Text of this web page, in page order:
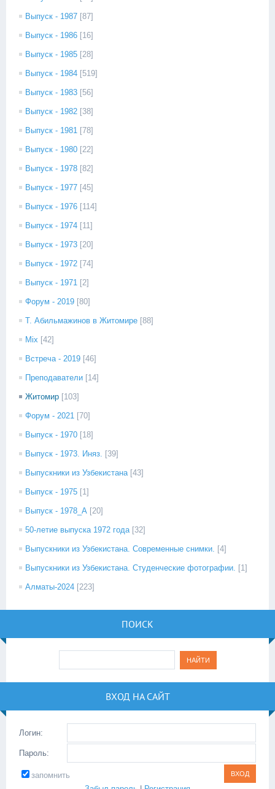
Выпуск - 1987 [87]
Выпуск - 1986 [16]
Выпуск - 1985 [28]
Выпуск - 1984 [519]
Выпуск - 1983 [56]
Выпуск - 1982 [38]
Выпуск - 1981 [78]
Выпуск - 1980 [22]
Выпуск - 1978 [82]
Выпуск - 1977 [45]
Выпуск - 1976 [114]
Выпуск - 1974 [11]
Выпуск - 1973 [20]
Выпуск - 1972 [74]
Выпуск - 1971 [2]
Форум - 2019 [80]
Т. Абильмажинов в Житомире [88]
Mix [42]
Встреча - 2019 [46]
Преподаватели [14]
Житомир [103]
Форум - 2021 [70]
Выпуск - 1970 [18]
Выпуск - 1973. Иняз. [39]
Выпускники из Узбекистана [43]
Выпуск - 1975 [1]
Выпуск - 1978_А [20]
50-летие выпуска 1972 года [32]
Выпускники из Узбекистана. Современные снимки. [4]
Выпускники из Узбекистана. Студенческие фотографии. [1]
Алматы-2024 [223]
ПОИСК
ВХОД НА САЙТ
Логин:
Пароль:
запомнить